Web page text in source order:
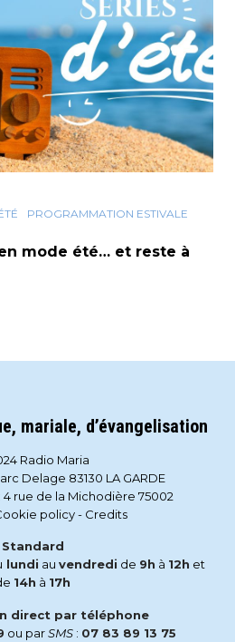
PROGRAMMATION ESTIVALE
mode été… et reste à
mariale, d’évangelisation
Radio Maria
Delage 83130 LA GARDE
4 rue de la Michodière 75002
policy- Credits
Standard
lundi au vendredi de 9h à 12h et
14h à 17h
direct par téléphone
ou parSMS : 07 83 89 13 75